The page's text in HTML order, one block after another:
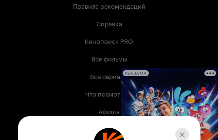
Правила рекомендаций
Справка
Кинопоиск PRO
Все фильмы
Все сериалы
Что посмотреть
Афиша
Музыка
РЕКЛАМА